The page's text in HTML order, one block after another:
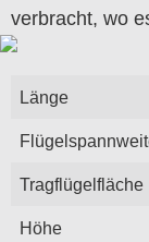
verbracht, wo
Länge
Tragflügelfläche
Höhe